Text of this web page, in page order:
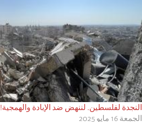
النجدة لفلسطين. لننهض ضد الإبادة والهمجية!
الجمعة 16 مايو 2025